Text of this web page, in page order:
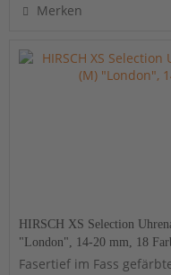
Merken
HIRSCH XS Selection
"London", 14-20 mm, 18
Fasertief im Fass